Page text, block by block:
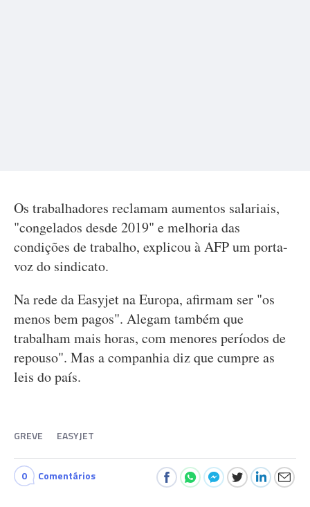
Os trabalhadores reclamam aumentos salariais,
"congelados desde 2019" e melhoria das
condições de trabalho, explicou à AFP um porta-
voz do sindicato.
Na rede da Easyjet na Europa, afirmam ser "os
menos bem pagos". Alegam também que
trabalham mais horas, com menores períodos de
repouso". Mas a companhia diz que cumpre as
leis do país.
GREVE EASYJET
0 Comentários